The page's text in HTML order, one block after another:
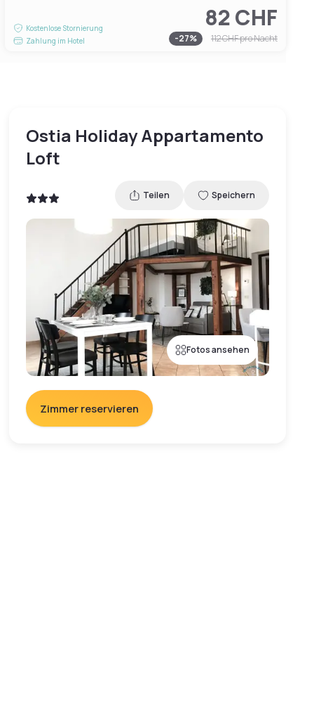
Kostenlose Stornierung
Zahlung im Hotel
82 CHF
-27% 112 CHFpro Nacht
Ostia Holiday Appartamento
Loft
Teilen Speichern
Fotos ansehen
Zimmer reservieren